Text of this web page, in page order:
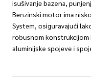
isušivanje bazena,
Benzinski motor ima
System, osiguravajući
robusnom
aluminijske spojeve i